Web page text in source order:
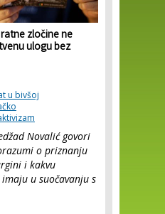
zločine ne
ulogu bez
u bivšoj
Novalić govori
o priznanju
i kakvu
u suočavanju s